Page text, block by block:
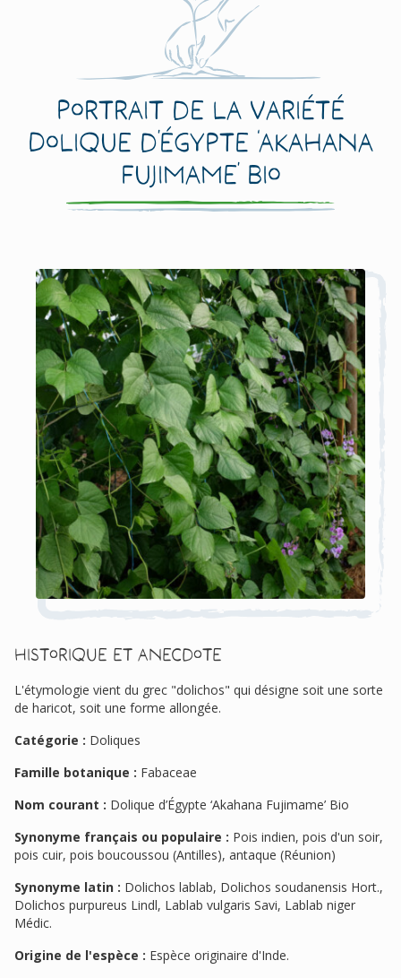
Portrait de la variété
Dolique d’Égypte ‘Akahana
Fujimame’ Bio
Historique et anecdote
L'étymologie vient du grec "dolichos" qui désigne soit une sorte
de haricot, soit une forme allongée.
Catégorie : Doliques
Famille botanique : Fabaceae
Nom courant : Dolique d’Égypte ‘Akahana Fujimame’ Bio
Synonyme français ou populaire : Pois indien, pois d'un soir,
pois cuir, pois boucoussou (Antilles), antaque (Réunion)
Synonyme latin : Dolichos lablab, Dolichos soudanensis Hort.,
Dolichos purpureus Lindl, Lablab vulgaris Savi, Lablab niger
Médic.
Origine de l'espèce : Espèce originaire d'Inde.